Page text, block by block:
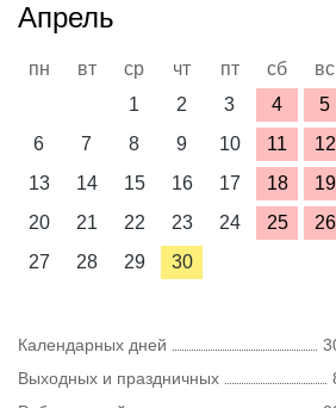
Апрель
пн вт ср чт пт сб
вс
1
2 3 4
5
6
7 8 9 10 11
12
13
14 15 16 17 18
19
20
21 22 23 24 25
26
27
28 29 30
Календарных дней
Выходных и праздничных